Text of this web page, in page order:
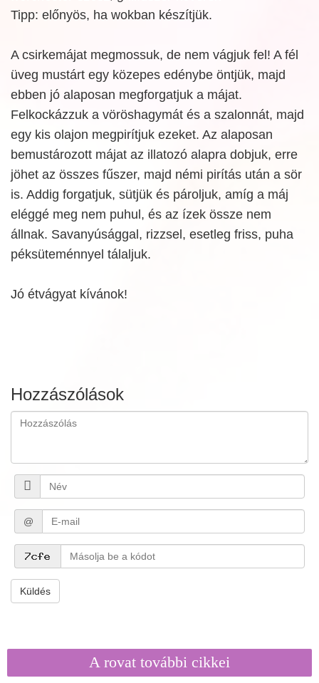
Tipp: előnyös, ha wokban készítjük.
A csirkemájat megmossuk, de nem vágjuk fel! A fél
üveg mustárt egy közepes edénybe öntjük, majd
ebben jó alaposan megforgatjuk a májat.
Felkockázzuk a vöröshagymát és a szalonnát, majd
egy kis olajon megpirítjuk ezeket. Az alaposan
bemustározott májat az illatozó alapra dobjuk, erre
jöhet az összes fűszer, majd némi pirítás után a sör
is. Addig forgatjuk, sütjük és pároljuk, amíg a máj
eléggé meg nem puhul, és az ízek össze nem
állnak. Savanyúsággal, rizzsel, esetleg friss, puha
péksüteménnyel tálaljuk.
Jó étvágyat kívánok!
Hozzászólások
@
Küldés
A rovat további cikkei